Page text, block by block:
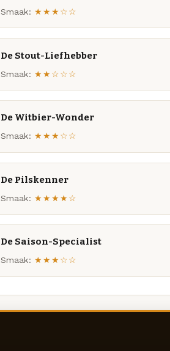
Smaak: ★★★☆☆
De Stout-Liefhebber
Smaak: ★★☆☆☆
De Witbier-Wonder
Smaak: ★★★☆☆
De Pilskenner
Smaak: ★★★★☆
De Saison-Specialist
Smaak: ★★★☆☆